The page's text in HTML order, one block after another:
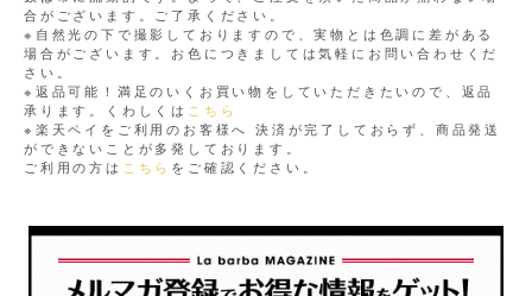
合がございます。ご了承ください。
※自然光の下で撮影しておりますので、実物とは色調に差がある
場合がございます。お色につきましては気軽にお問い合わせくだ
さい。
※返品可能！満足のいくお買い物をしていただきたいので、返品
承ります。くわしくは こちら
※楽天ペイをご利用のお客様へ 決済が完了しておらず、商品発送
ができないことが多発しております。
ご利用の方は こちら をご確認ください。